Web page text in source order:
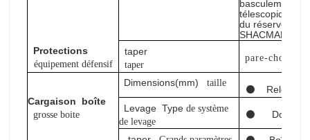
basculement
télescopique,
du réservoir
SHACMAN ,
Protections
équipement défensif
taper
taper
pare-chocs
Cargaison boîte
grosse boite
Dimensions(mm) taille
⚫
Levage Type de système
de levage
⚫